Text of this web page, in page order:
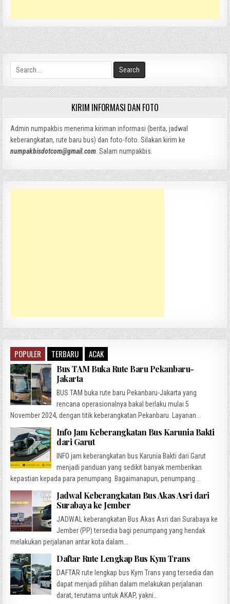
Search
for:
KIRIM INFORMASI DAN FOTO
Admin numpakbis menerima kiriman informasi (berita, jadwal
keberangkatan, rute baru bus) dan foto-foto. Silakan kirim ke
numpakbisdotcom@gmail.com. Salam numpakbis.
POPULER TERBARU ACAK
Bus TAM Buka Rute Baru Pekanbaru-
Jakarta
BUS TAM buka rute baru Pekanbaru-Jakarta yang
rencana operasionalnya bakal berlaku mulai 5
November 2024, dengan titik keberangkatan Pekanbaru. Layanan...
Info Jam Keberangkatan Bus Karunia Bakti
dari Garut
INFO jam keberangkatan bus Karunia Bakti dari Garut
menjadi panduan yang sedikit banyak memberikan
kepastian kepada para penumpang. Bagaimanapun, penumpang...
Jadwal Keberangkatan Bus Akas Asri dari
Surabaya ke Jember
JADWAL keberangkatan Bus Akas Asri dari Surabaya ke
Jember (PP) tersedia bagi penumpang yang hendak
melakukan perjalanan antar kota dalam...
Daftar Rute Lengkap Bus Kym Trans
DAFTAR rute lengkap bus Kym Trans yang tersedia dan
dapat menjadi pilihan dalam melakukan perjalanan
darat, terutama untuk AKAP, yakni...